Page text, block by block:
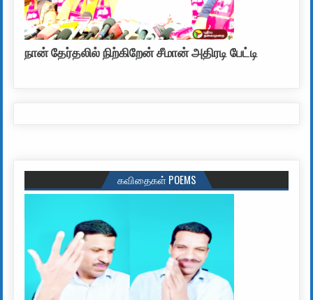
நான் தேர்தலில் நிற்கிறேன் சீமான் அதிரடி பேட்டி
கவிதைகள் POEMS